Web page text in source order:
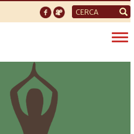
Form
di
ricerca